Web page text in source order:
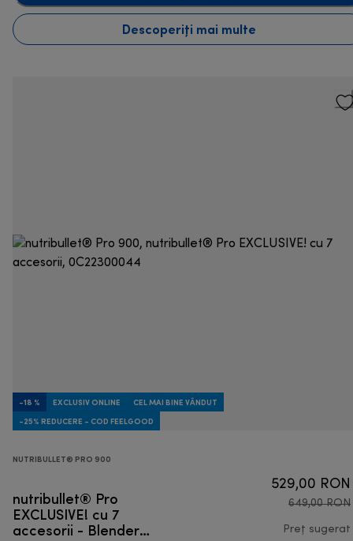
Descoperiți mai multe
-18 % EXCLUSIV ONLINE
CEL MAI BINE VÂNDUT
-25% REDUCERE - COD FEELGOOD
NUTRIBULLET® PRO 900
nutribullet® Pro
EXCLUSIVE! cu 7
accesorii - Blender
529,00 RON
649,00 RON
Preț sugerat